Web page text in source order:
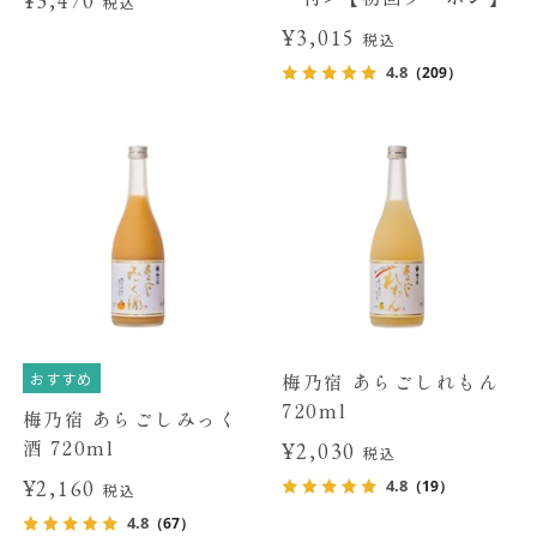
¥3,015 税込
4.8 （209）
おすすめ
梅乃宿 あらごしみっく
酒 720ml
¥2,160税込
4.8（67）
梅乃宿 あらごしれもん
720ml
¥2,030 税込
4.8 （19）